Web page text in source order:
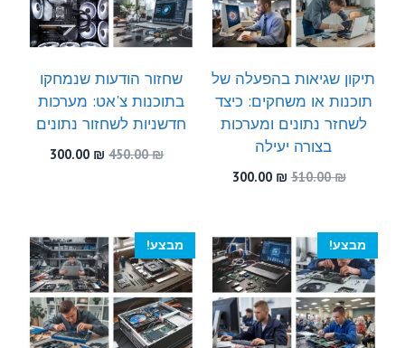
תיקון שגיאות בהפעלה של
תוכנות או משחקים: כיצד
לשחזר נתונים ומערכות
בצורה יעילה
510.00₪
המחיר
300.00 ₪
300.00 ₪.
שחזור הודעות שנמחקו
בתוכנות צ'אט: מערכות
חדשניות לשחזור נתונים
450.00₪
המחיר
300.00 ₪
המחיר
מבצע! מבצע!